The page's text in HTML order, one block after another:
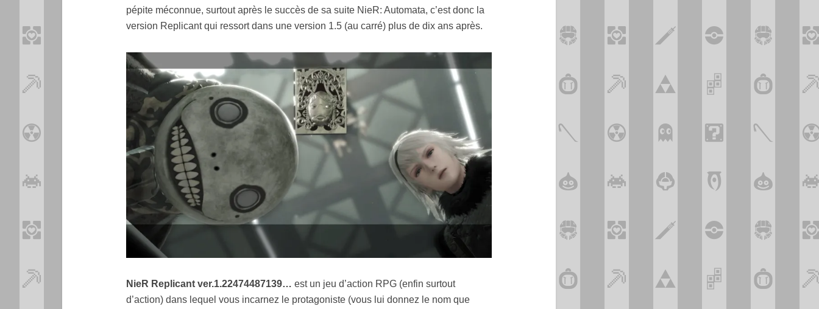
pépite méconnue, surtout après le succès de sa suite NieR: Automata, c’est donc la
version Replicant qui ressort dans une version 1.5 (au carré) plus de dix ans après.
NieR Replicant ver.1.22474487139… est un jeu d’action RPG (enfin surtout
d’action) dans lequel vous incarnez le protagoniste (vous lui donnez le nom que